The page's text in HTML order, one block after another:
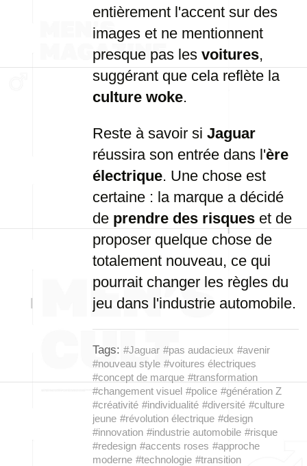
entièrement l'accent sur des
images et ne mentionnent
presque pas les voitures,
suggérant que cela reflète la
culture woke.
Reste à savoir si Jaguar
réussira son entrée dans l'ère
électrique. Une chose est
certaine : la marque a décidé
de prendre des risques et de
proposer quelque chose de
totalement nouveau, ce qui
pourrait changer les règles du
jeu dans l'industrie automobile.
Tags: #Jaguar #pas audacieux #avenir
#nouveau style #voitures électriques
#concept de marque #transformation
#changement visuel #police #génération Z
#créativité #individualité #diversité #culture
jeune #révolution électrique #design
#innovation #industrie automobile #risque
#redesign #accents roses #approche
moderne #technologie #transition